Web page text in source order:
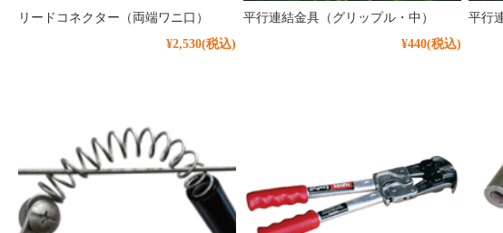
リードコネクター（両端ワニ口）
¥2,530(税込)
平行連結金具（グリップル・中）
¥440(税込)
平行